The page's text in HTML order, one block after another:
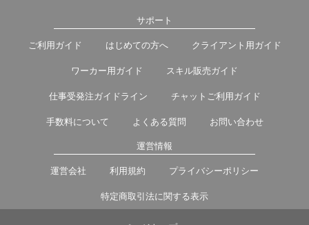
サポート
ご利用ガイド はじめての方へ クライアント用ガイド
ワーカー用ガイド スキル販売ガイド
仕事受発注ガイドライン チャットご利用ガイド
手数料について よくある質問 お問い合わせ
運営情報
運営会社 利用規約 プライバシーポリシー
特定商取引法に関する表示